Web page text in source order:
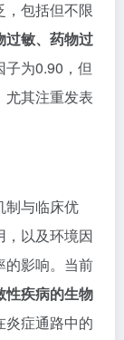
，包括但不限
过敏、药物过
子为0.90，但
尤其注重发表
制与临床优
，以及环境因
的影响。当前
性疾病的生物
炎症通路中的